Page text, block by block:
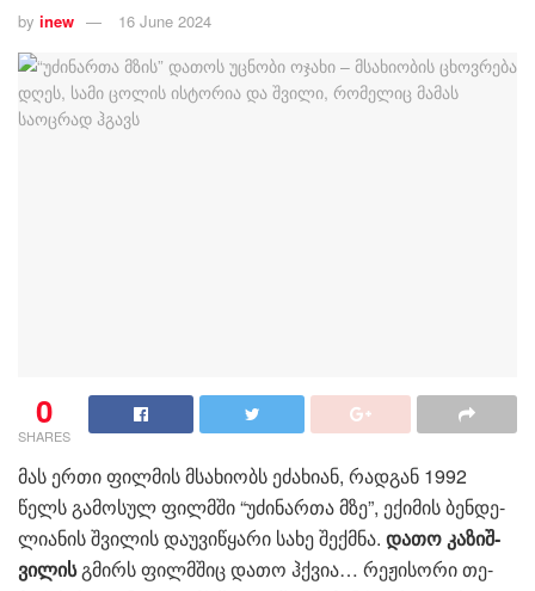
by inew 16 June 2024
0
SHARES
მას ერთი ფილ­მის მსა­ხი­ობს ეძა­ხი­ან, რად­გან 1992
წელს გა­მო­სულ ფილმში “უძი­ნარ­თა მზე”, ექი­მის ბენ­დე­
ლი­ა­ნის შვი­ლის და­უ­ვი­წყა­რი სახე შექ­მნა. დათო კა­ზიშ­
ვი­ლისგმირს ფილმშიც დათო ჰქვია… რე­ჟი­სო­რი თე­